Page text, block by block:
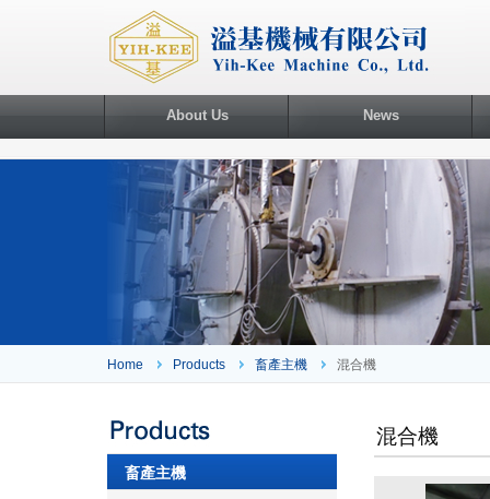
About Us News
Home Products 畜產主機 混合機
畜產主機
混合機